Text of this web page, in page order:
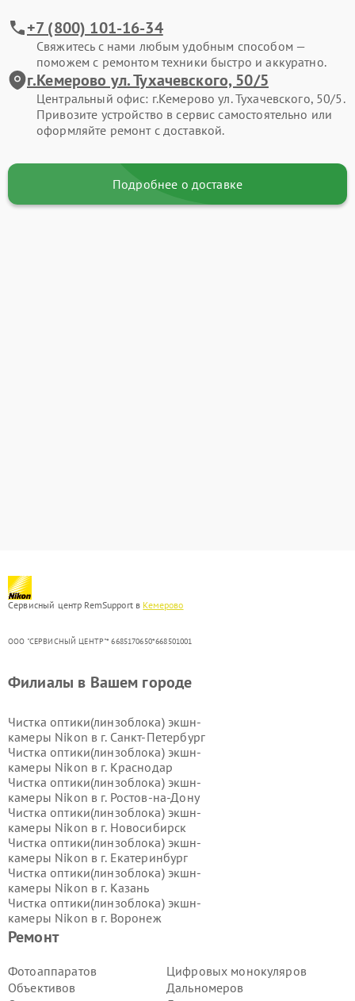
+7 (800) 101-16-34
Свяжитесь с нами любым удобным способом —
поможем с ремонтом техники быстро и аккуратно.
г.Кемерово ул. Тухачевского, 50/5
Центральный офис: г.Кемерово ул. Тухачевского, 50/5.
Привозите устройство в сервис самостоятельно или
оформляйте ремонт с доставкой.
Подробнее о доставке
Сервисный центр RemSupport в Кемерово
ООО "СЕРВИСНЫЙ ЦЕНТР"* 6685170650*668501001
Ремонт
Фотоаппаратов
Объективов
Цифровых монокуляров
Дальномеров
Филиалы в Вашем городе
Чистка оптики(линзоблока) экшн-
камеры Nikon в г. Санкт-Петербург
Чистка оптики(линзоблока) экшн-
камеры Nikon в г. Краснодар
Чистка оптики(линзоблока) экшн-
камеры Nikon в г. Ростов-на-Дону
Чистка оптики(линзоблока) экшн-
камеры Nikon в г. Новосибирск
Чистка оптики(линзоблока) экшн-
камеры Nikon в г. Екатеринбург
Чистка оптики(линзоблока) экшн-
камеры Nikon в г. Казань
Чистка оптики(линзоблока) экшн-
камеры Nikon в г. Воронеж
Чистка оптики(линзоблока) экшн-
Чистка оптики(линзоблока) экшн-
камеры Nikon в г.
Чистка оптики(линзоблока) экшн-